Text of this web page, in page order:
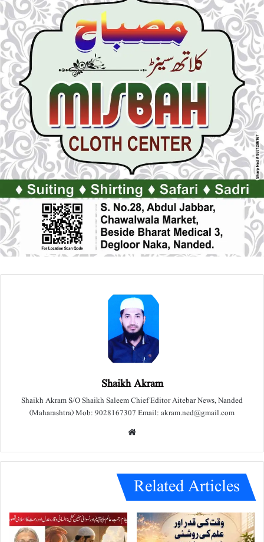
Shaikh Akram
Shaikh Akram S/O Shaikh Saleem Chief Editor Aitebar News, Nanded
(Maharashtra) Mob: 9028167307 Email: akram.ned@gmail.com
e
Related Articles